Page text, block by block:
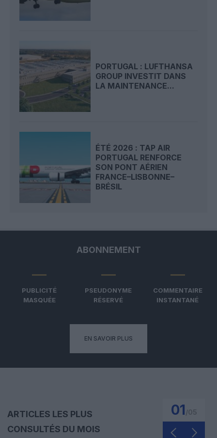
PORTUGAL : LUFTHANSA
GROUP INVESTIT DANS
LA MAINTENANCE...
ÉTÉ 2026 : TAP AIR
PORTUGAL RENFORCE
SON PONT AÉRIEN
FRANCE–LISBONNE–
BRÉSIL
ABONNEMENT
PUBLICITÉ
MASQUÉE
PSEUDONYME
RÉSERVÉ
COMMENTAIRE
INSTANTANÉ
EN SAVOIR PLUS
ARTICLES LES PLUS
CONSULTÉS DU MOIS
01